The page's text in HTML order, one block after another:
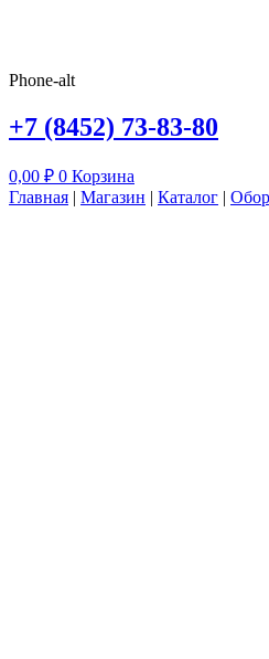
Phone-alt
+7 (8452) 73-83-80
0,00 ₽ 0 Корзина
Главная | Магазин | Каталог |